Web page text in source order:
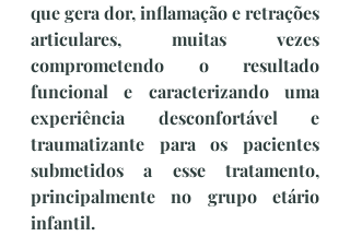
que gera dor, inflamação e retrações
articulares, muitas vezes
comprometendo o resultado
funcional e caracterizando uma
experiência desconfortável e
traumatizante para os pacientes
submetidos a esse tratamento,
principalmente no grupo etário
infantil.